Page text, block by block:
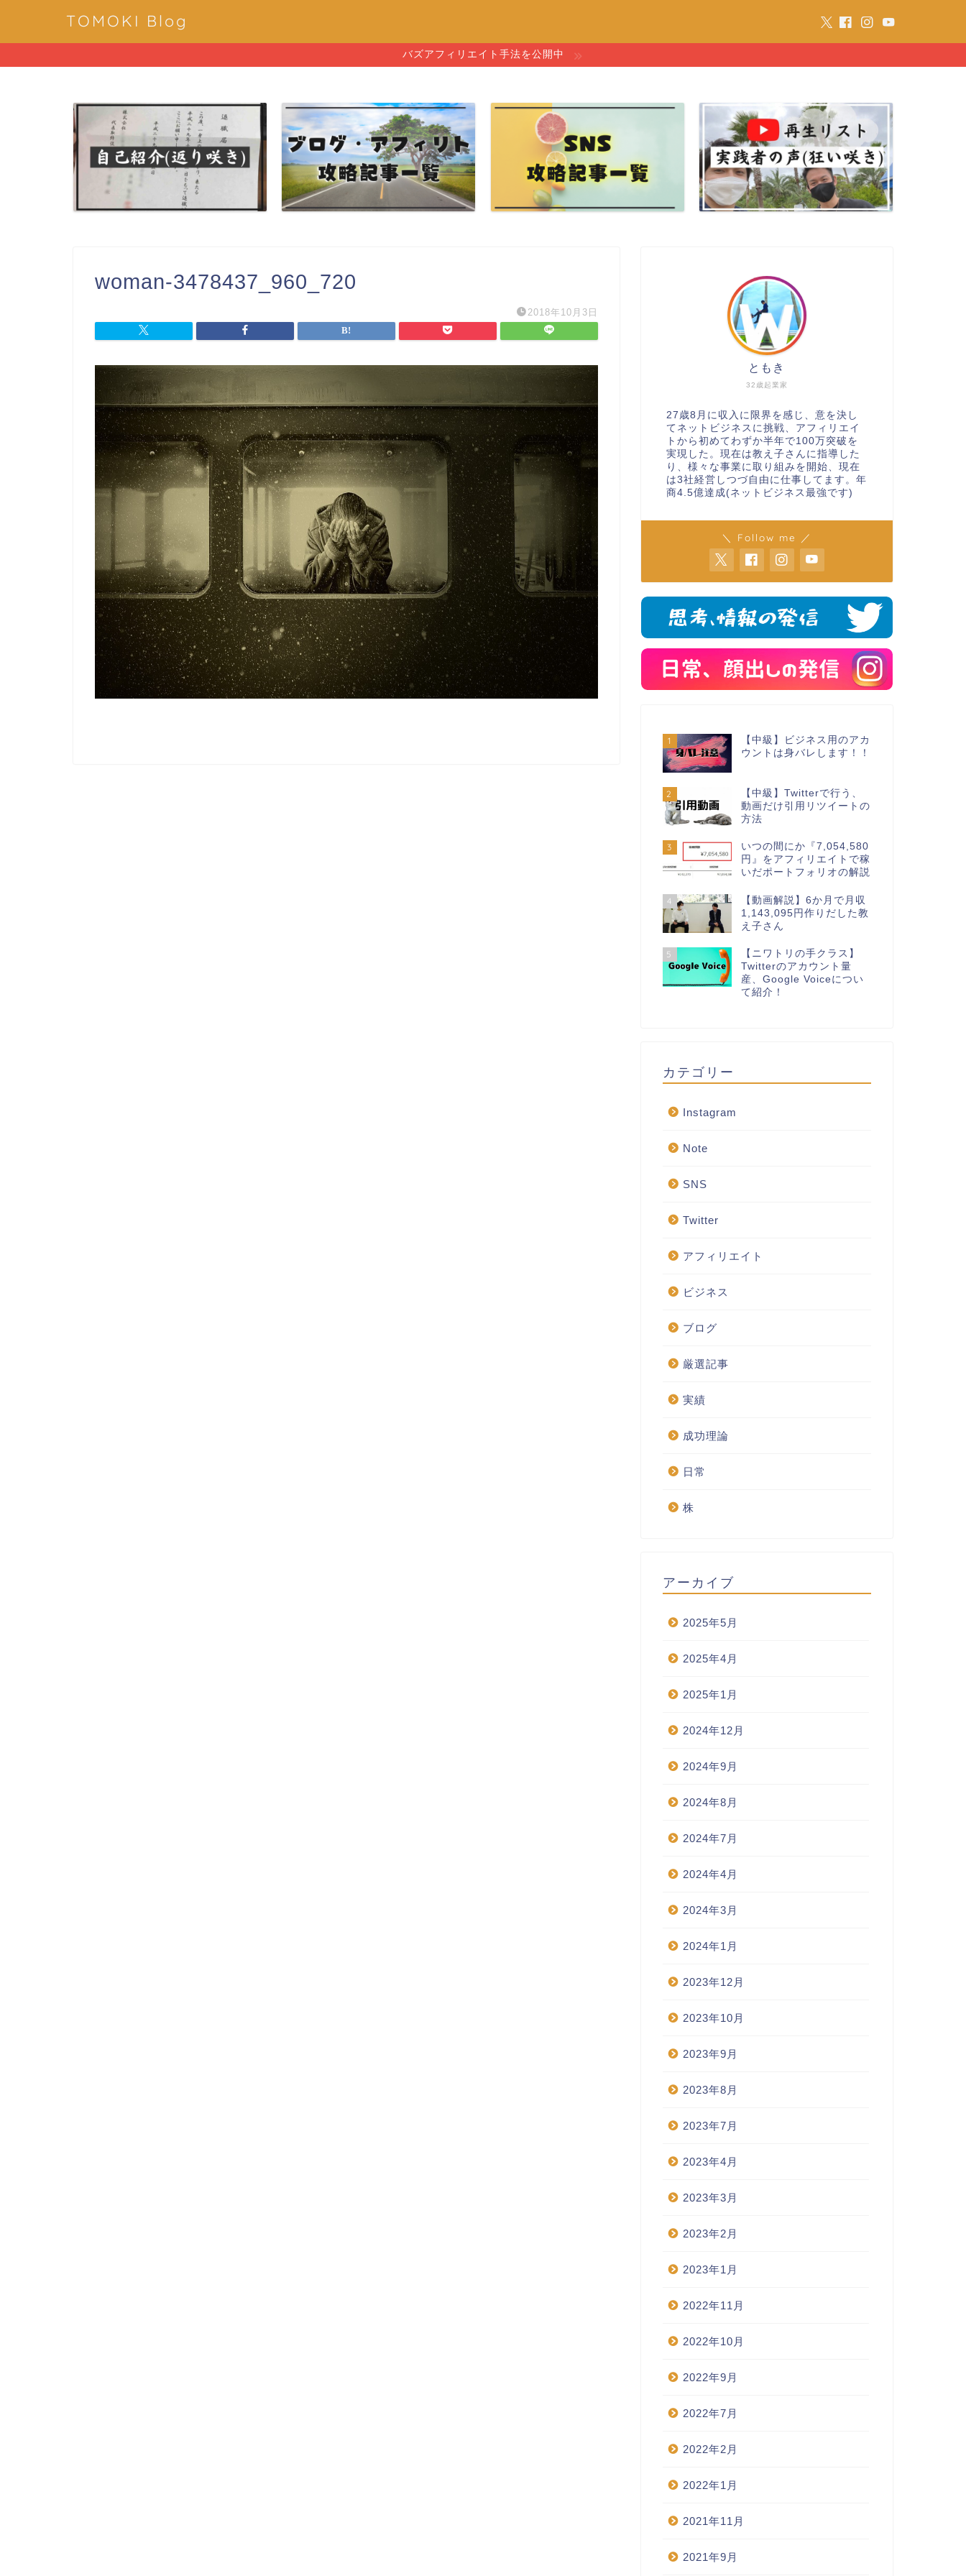
TOMOKI Blog
バズアフィリエイト手法を公開中
woman-3478437_960_720
2018年10月3日
32歳起業家
ともき
27歳8月に収入に限界を感じ、意を決し
てネットビジネスに挑戦、アフィリエイ
トから初めてわずか半年で100万突破を
実現した。現在は教え子さんに指導した
り、様々な事業に取り組みを開始、現在
は3社経営しつづ自由に仕事してます。年
商4.5億達成(ネットビジネス最強です)
＼ Follow me ／
1
【中級】ビジネス用のアカ
ウントは身バレします！！
2
【中級】Twitterで行う、
動画だけ引用リツイートの
方法
3
いつの間にか『7,054,580
円』をアフィリエイトで稼
いだポートフォリオの解説
4
【動画解説】6か月で月収
1,143,095円作りだした教
え子さん
5
【ニワトリの手クラス】
Twitterのアカウント量
産、Google Voiceについ
て紹介！
カテゴリー
Instagram
Note
SNS
Twitter
アフィリエイト
ビジネス
ブログ
厳選記事
実績
成功理論
日常
株
アーカイブ
2025年5月
2025年4月
2025年1月
2024年12月
2024年9月
2024年8月
2024年7月
2024年4月
2024年3月
2024年1月
2023年12月
2023年10月
2023年9月
2023年8月
2023年7月
2023年4月
2023年3月
2023年2月
2023年1月
2022年11月
2022年10月
2022年9月
2022年7月
2022年2月
2022年1月
2021年11月
2021年9月